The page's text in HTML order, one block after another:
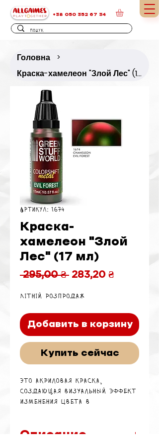
+38 050 352 67 34
Головна >
Краска-хамелеон "Злой Лес" (17 мл)
Артикул: 1674
Краска-
хамелеон "Злой
Лес" (17 мл)
295,00 ₴ Обычная
283,20 ₴Спеццена
Літній розпродаж
Добавить в корзину
Купить сейчас
Это акриловая краска,
создающая визуальный эффект
изменения цвета в
аэрографа, нетоксична и водной
Описание